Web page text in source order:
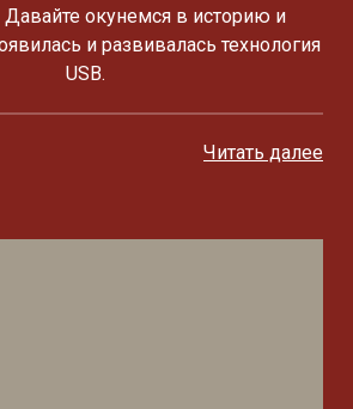
Давайте окунемся в историю и
и развивалась технология
USB.
Читать далее